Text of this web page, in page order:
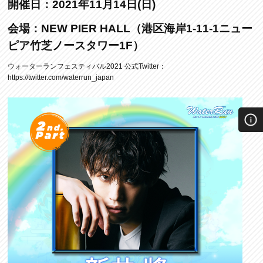
開催日：2021年11月14日(日)
会場：NEW PIER HALL（港区海岸1-11-1ニュー
ピア竹芝ノースタワー1F）
ウォーターランフェスティバル2021 公式Twitter：
https://twitter.com/waterrun_japan